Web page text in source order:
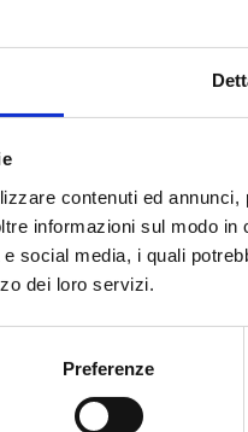
contenuti ed
informazioni sul modo
social media, i quali
dei loro servizi.
Preferenze